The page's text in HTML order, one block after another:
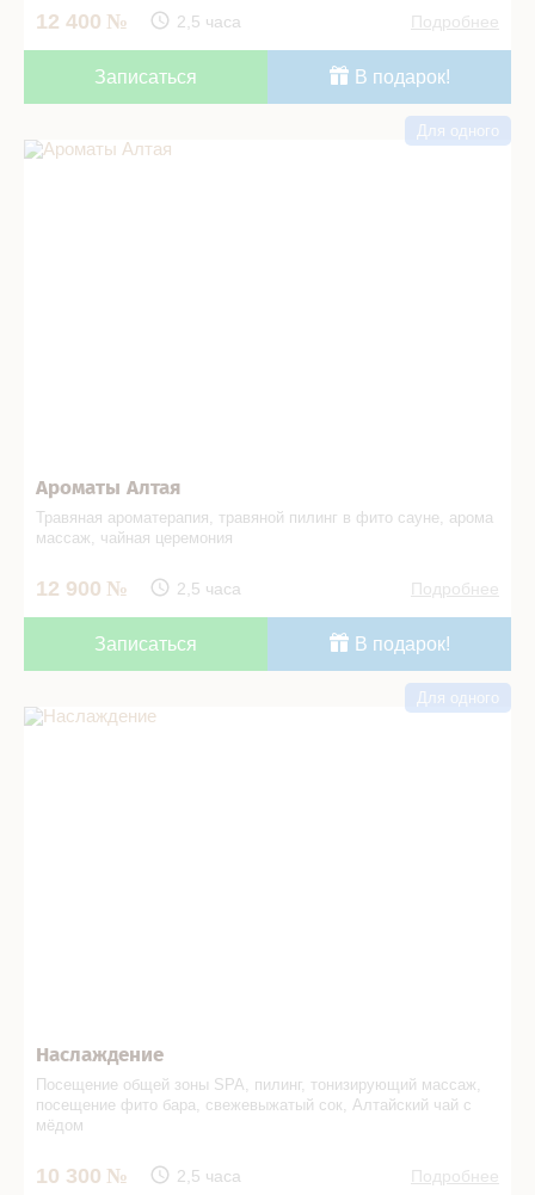
12 400 2,5 часа Подробнее
Записаться В подарок!
Ароматы Алтая в СПА салоне
Ароматы Алтая
Травяная ароматерапия, травяной пилинг в фито ­сауне, арома
массаж, чайная церемония
12 900 2,5 часа Подробнее
Для одного
Записаться В подарок!
Наслаждение в СПА салоне
Наслаждение
Посещение общей зоны SPA, пилинг, тонизирующий массаж,
посещение фито бара, свежевыжатый сок, Алтайский чай с
мёдом
10 300 2,5 часа Подробнее
Для одного